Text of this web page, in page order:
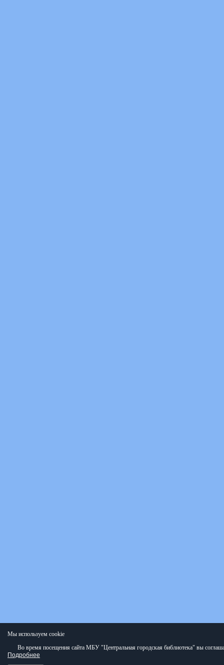
Мы используем cookie
Во время посещения сайта МБУ "Центральная городская библиотека" вы
Подробнее